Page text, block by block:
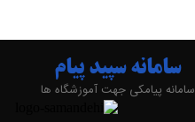
سامانه سپید پیام
سامانه پیامکی جهت آموزشگاه ها